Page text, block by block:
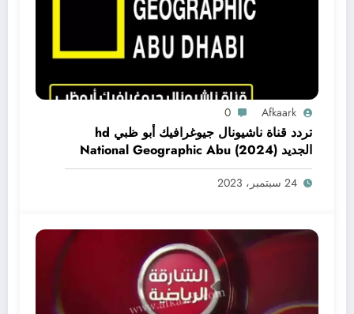
Afkaark
0
تردد قناة ناشيونال جيوغرافيك أبو ظبي hd
الجديد (2024) National Geographic Abu
Dhabi CH
24 سبتمبر، 2023